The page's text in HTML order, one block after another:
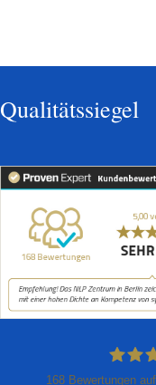
Qualitätssiegel
168Bewertungen